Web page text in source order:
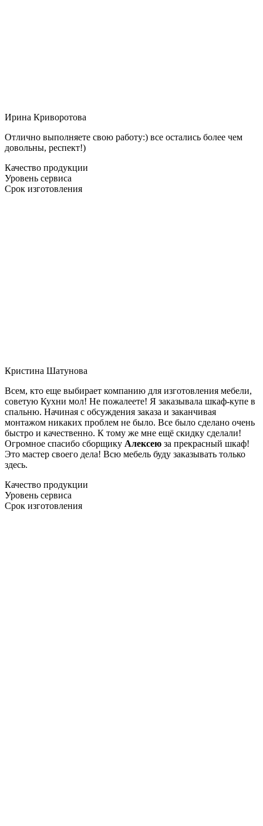
Ирина Криворотова
Отлично выполняете свою работу:) все остались более чем
довольны, респект!)
Качество продукции
Уровень сервиса
Срок изготовления
Кристина Шатунова
Всем, кто еще выбирает компанию для изготовления мебели,
советую Кухни мол! Не пожалеете! Я заказывала шкаф-купе в
спальню. Начиная с обсуждения заказа и заканчивая
монтажом никаких проблем не было. Все было сделано очень
быстро и качественно. К тому же мне ещё скидку сделали!
Огромное спасибо сборщику Алексею за прекрасный шкаф!
Это мастер своего дела! Всю мебель буду заказывать только
здесь.
Качество продукции
Уровень сервиса
Срок изготовления